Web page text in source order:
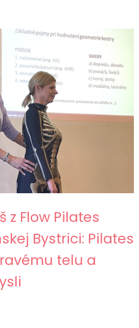
z Flow Pilates
Bystrici: Pilates
telu a